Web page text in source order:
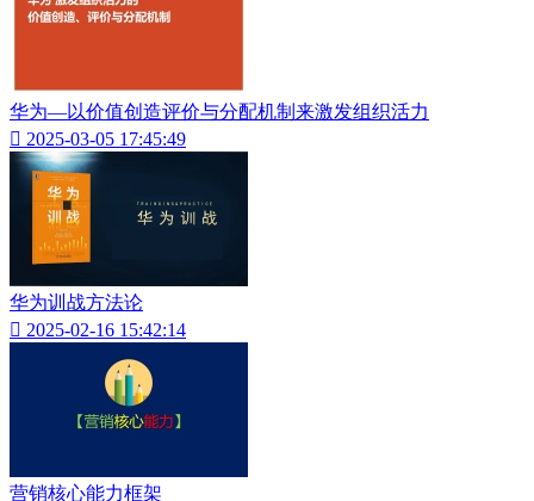
华为—以价值创造评价与分配机制来激发组织活力
 2025-03-05 17:45:49
华为训战方法论
 2025-02-16 15:42:14
营销核心能力框架